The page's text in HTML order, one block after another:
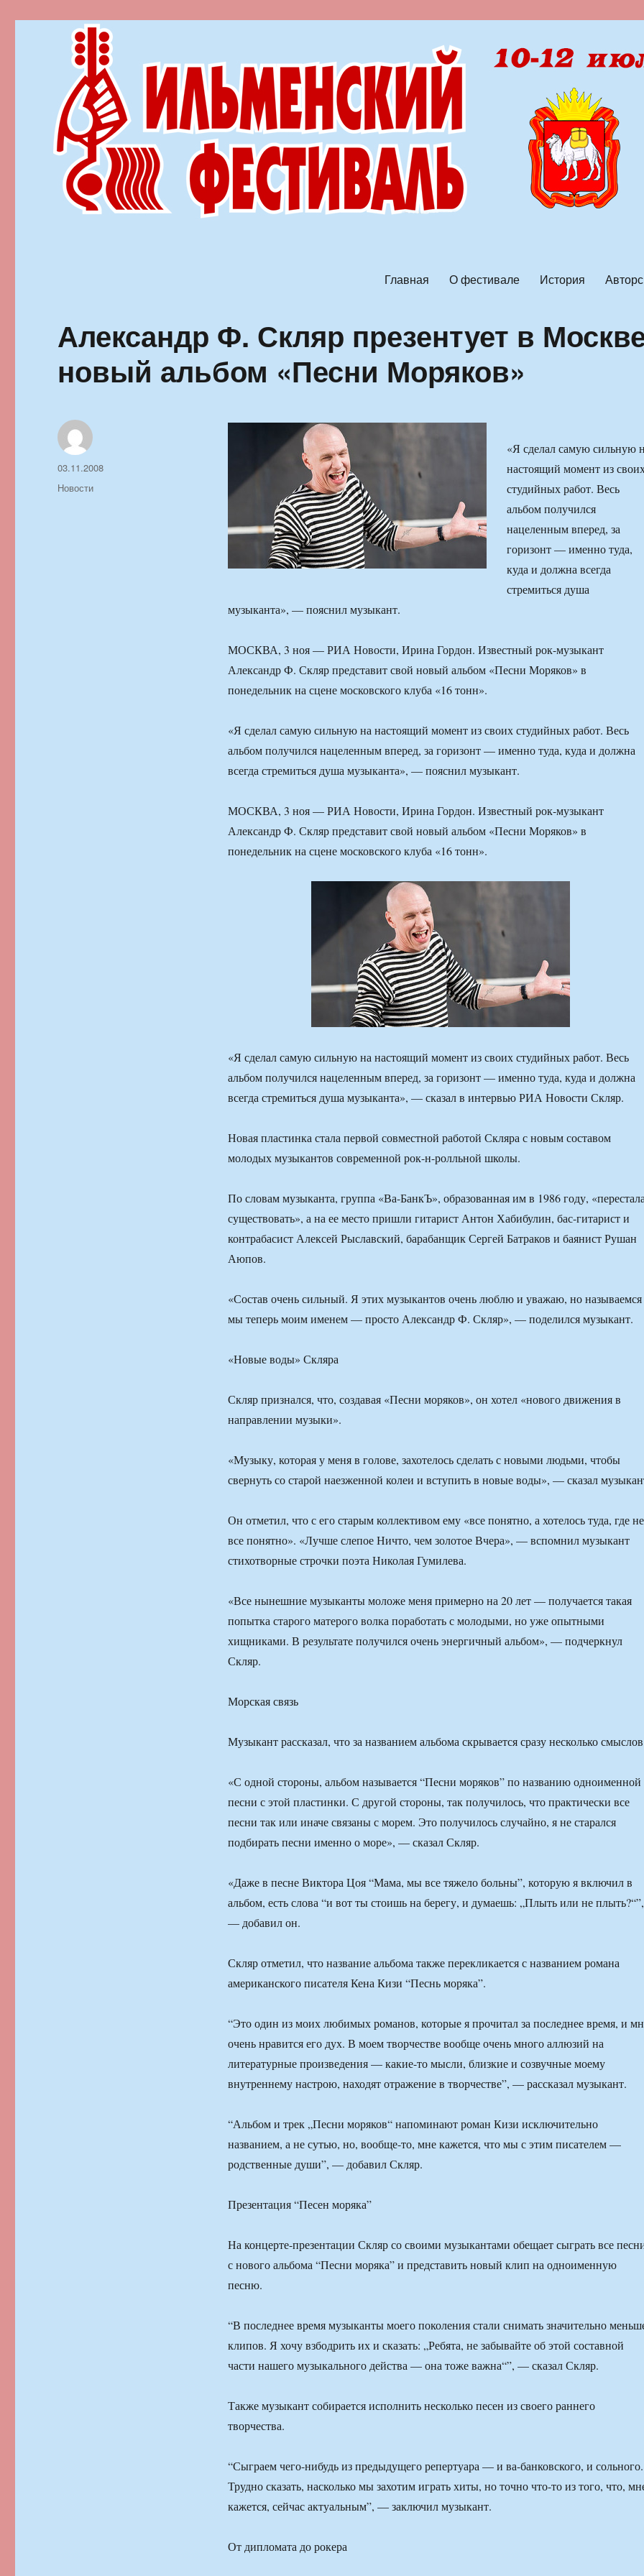
Главная О фестивале История
Александр Ф. Скляр презентует в
новый альбом «Песни Моряков»
«Я сделал самую сильную
настоящий момент из
студийных работ. Весь
альбом получился
нацеленным вперед, за
горизонт — именно туда,
куда и должна всегда
стремиться душа
музыканта», — пояснил музыкант.
МОСКВА, 3 ноя — РИА Новости, Ирина Гордон. Известный рок-музыкант
Александр Ф. Скляр представит свой новый альбом «Песни Моряков» в
понедельник на сцене московского клуба «16 тонн».
«Я сделал самую сильную на настоящий момент из своих студийных работ. Весь
альбом получился нацеленным вперед, за горизонт — именно туда, куда и должна
всегда стремиться душа музыканта», — пояснил музыкант.
МОСКВА, 3 ноя — РИА Новости, Ирина Гордон. Известный рок-музыкант
Александр Ф. Скляр представит свой новый альбом «Песни Моряков» в
понедельник на сцене московского клуба «16 тонн».
«Я сделал самую сильную на настоящий момент из своих студийных работ. Весь
альбом получился нацеленным вперед, за горизонт — именно туда, куда и должна
всегда стремиться душа музыканта», — сказал в интервью РИА Новости Скляр.
Новая пластинка стала первой совместной работой Скляра с новым составом
молодых музыкантов современной рок-н-ролльной школы.
По словам музыканта, группа «Ва-БанкЪ», образованная им в 1986 году,
существовать», а на ее место пришли гитарист Антон Хабибулин, бас-гитарист и
контрабасист Алексей Рыславский, барабанщик Сергей Батраков и баянист Рушан
Аюпов.
«Состав очень сильный. Я этих музыкантов очень люблю и уважаю, но называемся
мы теперь моим именем — просто Александр Ф. Скляр», — поделился музыкант.
«Новые воды» Скляра
Скляр признался, что, создавая «Песни моряков», он хотел «нового движения в
направлении музыки».
«Музыку, которая у меня в голове, захотелось сделать с новыми людьми, чтобы
свернуть со старой наезженной колеи и вступить в новые воды», — сказал
Он отметил, что с его старым коллективом ему «все понятно, а хотелось туда, где не
все понятно». «Лучше слепое Ничто, чем золотое Вчера», — вспомнил музыкант
стихотворные строчки поэта Николая Гумилева.
«Все нынешние музыканты моложе меня примерно на 20 лет — получается такая
попытка старого матерого волка поработать с молодыми, но уже опытными
хищниками. В результате получился очень энергичный альбом», — подчеркнул
Скляр.
Морская связь
Музыкант рассказал, что за названием альбома скрывается сразу несколько
«С одной стороны, альбом называется “Песни моряков” по названию одноименной
песни с этой пластинки. С другой стороны, так получилось, что практически все
песни так или иначе связаны с морем. Это получилось случайно, я не старался
подбирать песни именно о море», — сказал Скляр.
«Даже в песне Виктора Цоя “Мама, мы все тяжело больны”, которую я включил в
альбом, есть слова “и вот ты стоишь на берегу, и думаешь: „Плыть или не плыть?“”,
— добавил он.
Скляр отметил, что название альбома также перекликается с названием романа
американского писателя Кена Кизи “Песнь моряка”.
“Это один из моих любимых романов, которые я прочитал за последнее время, и
очень нравится его дух. В моем творчестве вообще очень много аллюзий на
литературные произведения — какие-то мысли, близкие и созвучные моему
внутреннему настрою, находят отражение в творчестве”, — рассказал музыкант.
“Альбом и трек „Песни моряков“ напоминают роман Кизи исключительно
названием, а не сутью, но, вообще-то, мне кажется, что мы с этим писателем —
родственные души”, — добавил Скляр.
Презентация “Песен моряка”
На концерте-презентации Скляр со своими музыкантами обещает сыграть все
с нового альбома “Песни моряка” и представить новый клип на одноименную
песню.
“В последнее время музыканты моего поколения стали снимать значительно
клипов. Я хочу взбодрить их и сказать: „Ребята, не забывайте об этой составной
части нашего музыкального действа — она тоже важна“”, — сказал Скляр.
Также музыкант собирается исполнить несколько песен из своего раннего
творчества.
“Сыграем чего-нибудь из предыдущего репертуара — и ва-банковского, и сольного.
Трудно сказать, насколько мы захотим играть хиты, но точно что-то из того, что,
кажется, сейчас актуальным”, — заключил музыкант.
От дипломата до рокера
Автор
Опубликовано
03.11.2008
Рубрики
Новости